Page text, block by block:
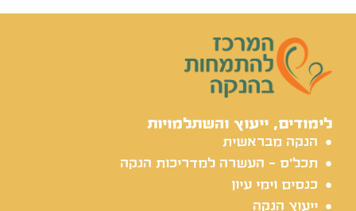
לימודים, ייעוץ והשתלמויות
הנקה מבראשית
תכל'ס - העשרה למדריכות הנקה
כנסים וימי עיון
ייעוץ הנקה